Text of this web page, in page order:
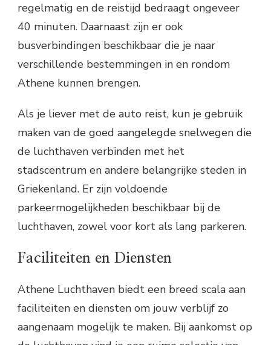
regelmatig en de reistijd bedraagt ongeveer
40 minuten. Daarnaast zijn er ook
busverbindingen beschikbaar die je naar
verschillende bestemmingen in en rondom
Athene kunnen brengen.
Als je liever met de auto reist, kun je gebruik
maken van de goed aangelegde snelwegen die
de luchthaven verbinden met het
stadscentrum en andere belangrijke steden in
Griekenland. Er zijn voldoende
parkeermogelijkheden beschikbaar bij de
luchthaven, zowel voor kort als lang parkeren.
Faciliteiten en Diensten
Athene Luchthaven biedt een breed scala aan
faciliteiten en diensten om jouw verblijf zo
aangenaam mogelijk te maken. Bij aankomst op